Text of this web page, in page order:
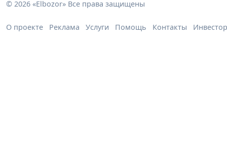
© 2026 «Elbozor» Все права защищены
О проекте Реклама Услуги Помощь Контакты